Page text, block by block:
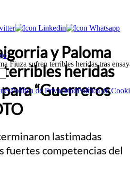
Fiuza sufren terribles heridas tras
Política de PrivacidadPolítica de
y Paloma
heridas
“Guerreros
lastimadas
fuertes competencias del